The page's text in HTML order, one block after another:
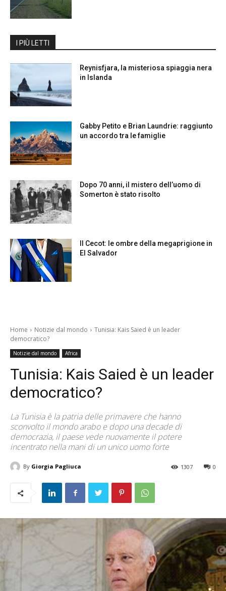
I PIÙ LETTI
Reynisfjara, la misteriosa spiaggia nera
in Islanda
Gabby Petito e Brian Laundrie: raggiunto
un accordo tra le famiglie
Dopo 70 anni, il mistero dell’uomo di
Somerton è stato risolto
Il Cecot: le ombre della megaprigione in
El Salvador